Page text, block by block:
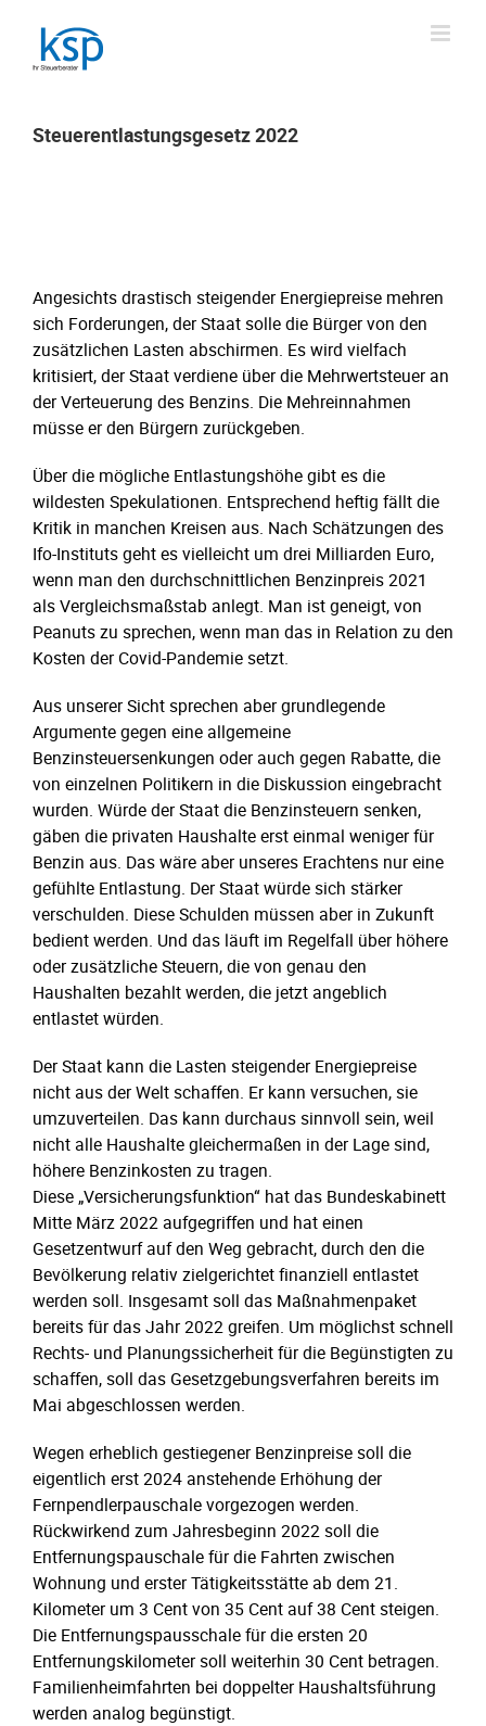
content
Steuerentlastungsgesetz 2022
Angesichts drastisch steigender Energiepreise mehren
sich Forderungen, der Staat solle die Bürger von den
zusätzlichen Lasten abschirmen. Es wird vielfach
kritisiert, der Staat verdiene über die Mehrwertsteuer an
der Verteuerung des Benzins. Die Mehreinnahmen
müsse er den Bürgern zurückgeben.
Über die mögliche Entlastungshöhe gibt es die
wildesten Spekulationen. Entsprechend heftig fällt die
Kritik in manchen Kreisen aus. Nach Schätzungen des
Ifo-Instituts geht es vielleicht um drei Milliarden Euro,
wenn man den durchschnittlichen Benzinpreis 2021
als Vergleichsmaßstab anlegt. Man ist geneigt, von
Peanuts zu sprechen, wenn man das in Relation zu den
Kosten der Covid-Pandemie setzt.
Aus unserer Sicht sprechen aber grundlegende
Argumente gegen eine allgemeine
Benzinsteuersenkungen oder auch gegen Rabatte, die
von einzelnen Politikern in die Diskussion eingebracht
wurden. Würde der Staat die Benzinsteuern senken,
gäben die privaten Haushalte erst einmal weniger für
Benzin aus. Das wäre aber unseres Erachtens nur eine
gefühlte Entlastung. Der Staat würde sich stärker
verschulden. Diese Schulden müssen aber in Zukunft
bedient werden. Und das läuft im Regelfall über höhere
oder zusätzliche Steuern, die von genau den
Haushalten bezahlt werden, die jetzt angeblich
entlastet würden.
Der Staat kann die Lasten steigender Energiepreise
nicht aus der Welt schaffen. Er kann versuchen, sie
umzuverteilen. Das kann durchaus sinnvoll sein, weil
nicht alle Haushalte gleichermaßen in der Lage sind,
höhere Benzinkosten zu tragen.
Diese „Versicherungsfunktion“ hat das Bundeskabinett
Mitte März 2022 aufgegriffen und hat einen
Gesetzentwurf auf den Weg gebracht, durch den die
Bevölkerung relativ zielgerichtet finanziell entlastet
werden soll. Insgesamt soll das Maßnahmenpaket
bereits für das Jahr 2022 greifen. Um möglichst schnell
Rechts- und Planungssicherheit für die Begünstigten zu
schaffen, soll das Gesetzgebungsverfahren bereits im
Mai abgeschlossen werden.
Wegen erheblich gestiegener Benzinpreise soll die
eigentlich erst 2024 anstehende Erhöhung der
Fernpendlerpauschale vorgezogen werden.
Rückwirkend zum Jahresbeginn 2022 soll die
Entfernungspauschale für die Fahrten zwischen
Wohnung und erster Tätigkeitsstätte ab dem 21.
Kilometer um 3 Cent von 35 Cent auf 38 Cent steigen.
Die Entfernungspausschale für die ersten 20
Entfernungskilometer soll weiterhin 30 Cent betragen.
Familienheimfahrten bei doppelter Haushaltsführung
werden analog begünstigt.